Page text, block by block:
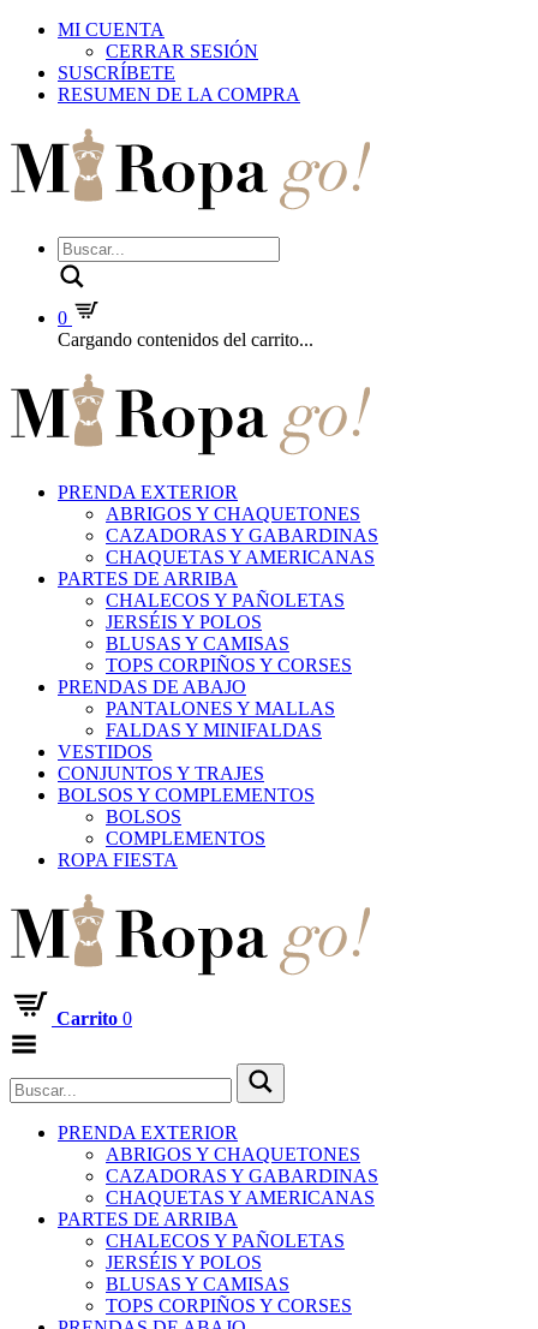
MI CUENTA
CERRAR SESIÓN
SUSCRÍBETE
RESUMEN DE LA COMPRA
0
Cargando contenidos del carrito...
PRENDA EXTERIOR
ABRIGOS Y CHAQUETONES
CAZADORAS Y GABARDINAS
CHAQUETAS Y AMERICANAS
PARTES DE ARRIBA
CHALECOS Y PAÑOLETAS
JERSÉIS Y POLOS
BLUSAS Y CAMISAS
TOPS CORPIÑOS Y CORSES
PRENDAS DE ABAJO
PANTALONES Y MALLAS
FALDAS Y MINIFALDAS
VESTIDOS
CONJUNTOS Y TRAJES
BOLSOS Y COMPLEMENTOS
BOLSOS
COMPLEMENTOS
ROPA FIESTA
Carrito 0
PRENDA EXTERIOR
ABRIGOS Y CHAQUETONES
CAZADORAS Y GABARDINAS
CHAQUETAS Y AMERICANAS
PARTES DE ARRIBA
CHALECOS Y PAÑOLETAS
JERSÉIS Y POLOS
BLUSAS Y CAMISAS
TOPS CORPIÑOS Y CORSES